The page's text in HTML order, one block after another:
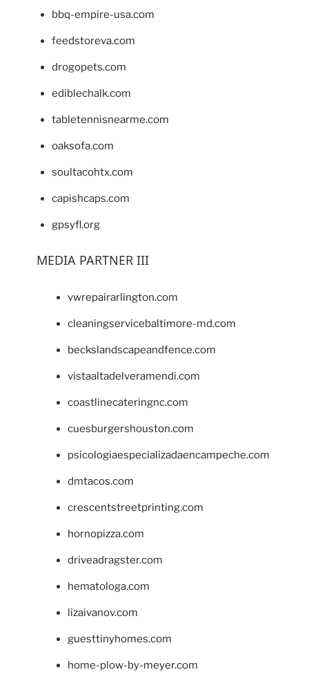
bbq-empire-usa.com
feedstoreva.com
drogopets.com
ediblechalk.com
tabletennisnearme.com
oaksofa.com
soultacohtx.com
capishcaps.com
gpsyfl.org
MEDIA PARTNER III
vwrepairarlington.com
cleaningservicebaltimore-md.com
beckslandscapeandfence.com
vistaaltadelveramendi.com
coastlinecateringnc.com
cuesburgershouston.com
psicologiaespecializadaencampeche.com
dmtacos.com
crescentstreetprinting.com
hornopizza.com
driveadragster.com
hematologa.com
lizaivanov.com
guesttinyhomes.com
home-plow-by-meyer.com